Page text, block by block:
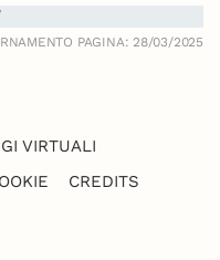
PAGINA: 28/03/2025
VIRTUALI
CREDITS